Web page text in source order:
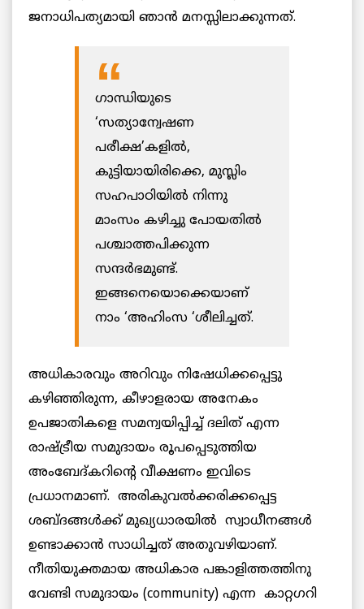
ജനാധിപത്യമായി ഞാൻ മനസ്സിലാക്കുന്നത്.
ഗാന്ധിയുടെ
‘സത്യാന്വേഷണ
പരീക്ഷ’കളിൽ,
കുട്ടിയായിരിക്കെ, മുസ്ലിം
സഹപാഠിയിൽ നിന്നു
മാംസം കഴിച്ചു പോയതിൽ
പശ്ചാത്തപിക്കുന്ന
സന്ദർഭമുണ്ട്.
ഇങ്ങനെയൊക്കെയാണ്
നാം ‘അഹിംസ ‘ശീലിച്ചത്.
അധികാരവും അറിവും നിഷേധിക്കപ്പെട്ടു
കഴിഞ്ഞിരുന്ന, കീഴാളരായ അനേകം
ഉപജാതികളെ സമന്വയിപ്പിച്ച് ദലിത് എന്ന
രാഷ്ട്രീയ സമുദായം രൂപപ്പെടുത്തിയ
അംബേദ്‌കറിന്റെ വീക്ഷണം ഇവിടെ
പ്രധാനമാണ്. അരികുവൽക്കരിക്കപ്പെട്ട
ശബ്ദങ്ങൾക്ക് മുഖ്യധാരയിൽ സ്വാധീനങ്ങൾ
ഉണ്ടാക്കാൻ സാധിച്ചത് അതുവഴിയാണ്.
നീതിയുക്തമായ അധികാര പങ്കാളിത്തത്തിനു
വേണ്ടി സമുദായം (community) എന്ന കാറ്റഗറി